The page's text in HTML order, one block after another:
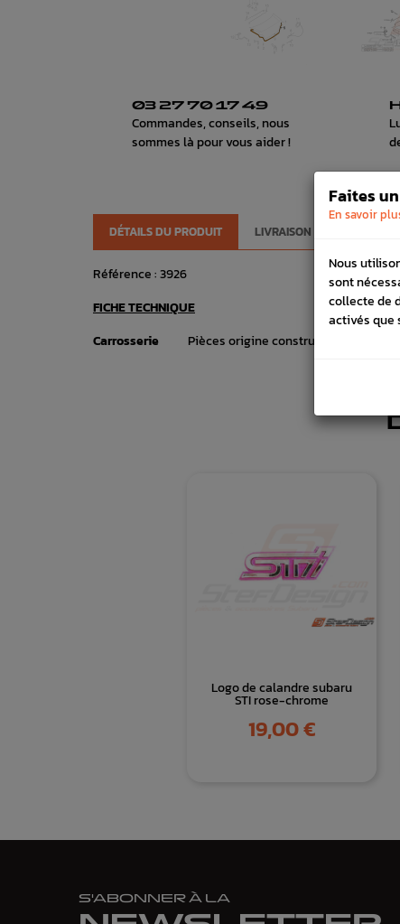
03 27 70 17 49
Commandes, conseils, nous
sommes là pour vous aider !
DÉTAILS DU PRODUIT LIVRAISON
Référence :3926
FICHE TECHNIQUE
Carrosserie
Pièces origine constructeur
Logo de calandre subaru
STI rose-chrome
Prix
19,00 €
S'ABONNER À LA
Faites
En savoir
Nous
sont
collecte de
activés que